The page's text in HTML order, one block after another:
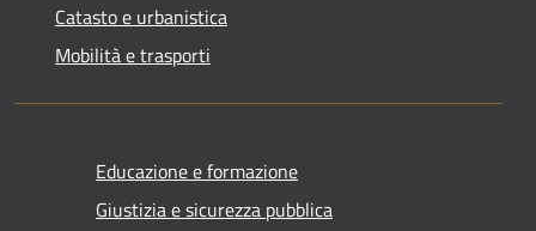
Catasto e urbanistica
Mobilità e trasporti
Educazione e formazione
Giustizia e sicurezza pubblica